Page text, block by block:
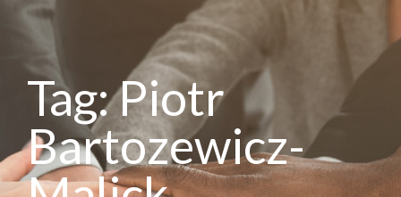
Tag: Piotr
Bartozewicz-